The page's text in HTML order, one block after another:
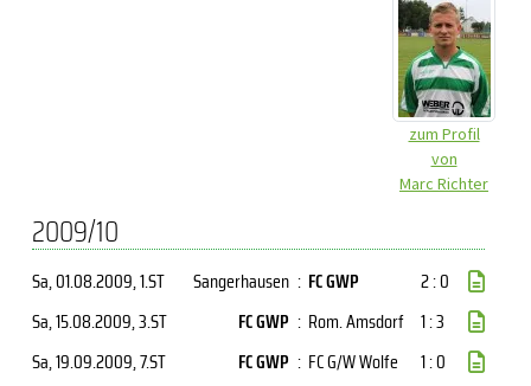
zum Profil
von
Marc Richter
2009/10
Sa, 01.08.2009, 1.ST Sangerhausen : FC GWP
2 : 0
Sa, 15.08.2009, 3.ST FC GWP : Rom. Amsdorf 1 : 3
Sa, 19.09.2009, 7.ST FC GWP : FC G/W Wolfe
1 : 0